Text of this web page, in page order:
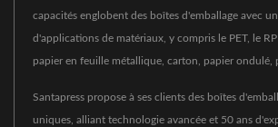
capacités englobent des boîtes d'emballage avec
d'applications de matériaux, y compris le PET, le
papier en feuille métallique, carton, papier ondulé,
Santapress propose à ses clients des boîtes
uniques, alliant technologie avancée et 50 ans